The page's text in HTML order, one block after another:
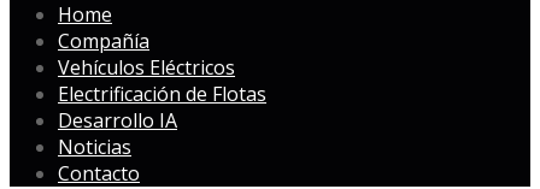
Home
Compañía
Vehículos Eléctricos
Electrificación de Flotas
Desarrollo IA
Noticias
Contacto